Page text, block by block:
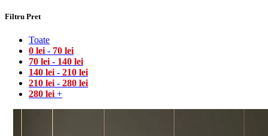
Filtru Pret
Toate
0 lei - 70 lei
70 lei - 140 lei
140 lei - 210 lei
210 lei - 280 lei
280 lei +